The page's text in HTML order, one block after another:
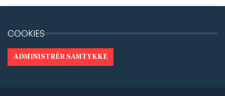
COOKIES
ADMINISTRÉR SAMTYKKE